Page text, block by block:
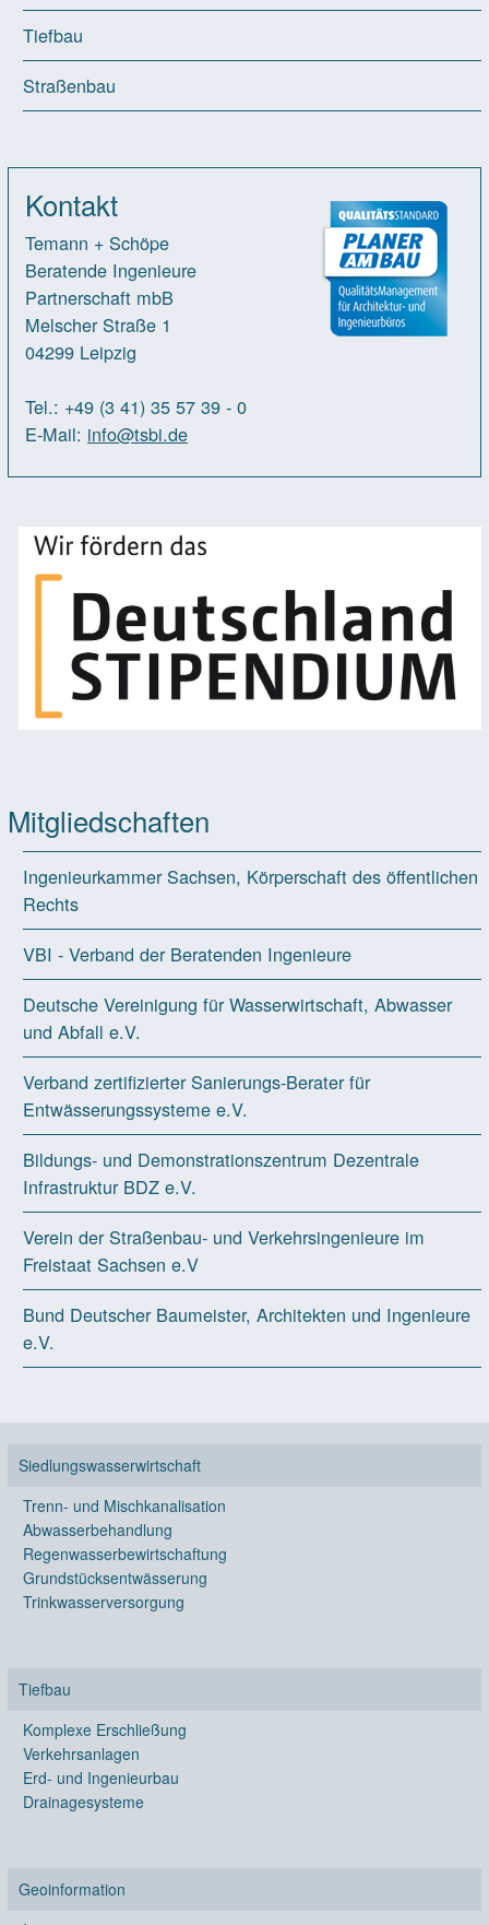
Tiefbau
Straßenbau
Kontakt
Temann + Schöpe
Beratende Ingenieure
Partnerschaft mbB
Melscher Straße 1
04299 Leipzig
Tel.: +49 (3 41) 35 57 39 - 0
E-Mail: info@tsbi.de
Mitgliedschaften
Ingenieurkammer Sachsen, Körperschaft des öffentlichen
Rechts
VBI - Verband der Beratenden Ingenieure
Deutsche Vereinigung für Wasserwirtschaft, Abwasser
und Abfall e.V.
Verband zertifizierter Sanierungs-Berater für
Entwässerungssysteme e.V.
Bildungs- und Demonstrationszentrum Dezentrale
Infrastruktur BDZ e.V.
Verein der Straßenbau- und Verkehrsingenieure im
Freistaat Sachsen e.V
Bund Deutscher Baumeister, Architekten und Ingenieure
e.V.
Siedlungswasserwirtschaft
Trenn- und Mischkanalisation
Abwasserbehandlung
Regenwasserbewirtschaftung
Grundstücksentwässerung
Trinkwasserversorgung
Tiefbau
Komplexe Erschließung
Verkehrsanlagen
Erd- und Ingenieurbau
Drainagesysteme
Geoinformation